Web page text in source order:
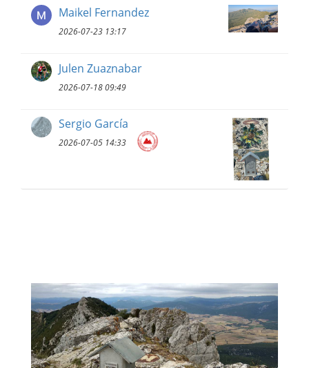
Maikel Fernandez
2026-07-23 13:17
Julen Zuaznabar
2026-07-18 09:49
Sergio García
2026-07-05 14:33